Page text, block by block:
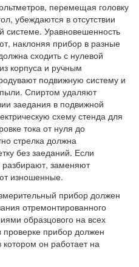
перемещая головку
убеждаются в отсутствии
системе. Уравновешенность
наклоняя прибор в разные
сходить с нулевой
корпуса и ручным
подвижную систему и
Спиртом удаляют
заедания в подвижной
схему стенда для
тока от нуля до
стрелка должна
без заеданий. Если
заменяют
изношенные.
прибор должен
отремонтированного
образцового на всех
прибор должен
он работает на